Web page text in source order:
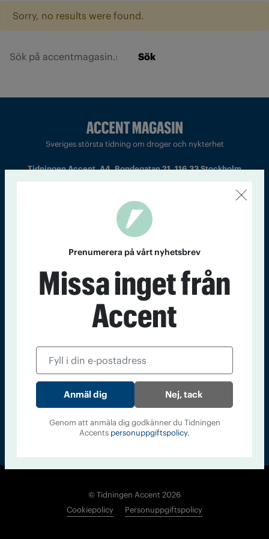
Sorry, no results were found.
Sök
Sveriges största tidning om droger och nykterhet
Tidningen Accent, A4, Bondegatan 21, 116 33 Stockholm
Chefredaktör och ansvarig utgivare: Barbro Janson Lundkvist,
barbro@a4.se.
Kontakt Om Tidningen Tidningsarkiv In English
Läs tidigare
Accent
© Tidningen Accent 2026
Cookiepolicy
Personuppgiftspolicy
Prenumerera på vårt nyhetsbrev
Missa inget från
Accent
Nej, tack
Genom att anmäla dig godkänner du Tidningen
Accents personuppgiftspolicy.